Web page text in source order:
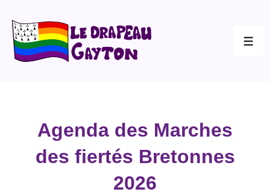
passer
contenu
Agenda des Marches
des fiertés Bretonnes
2026